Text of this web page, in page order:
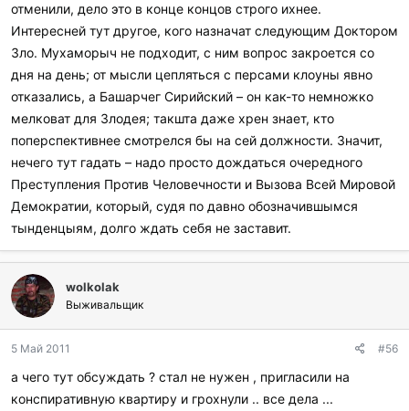
отменили, дело это в конце концов строго ихнее.
Интересней тут другое, кого назначат следующим Доктором
Зло. Мухаморыч не подходит, с ним вопрос закроется со
дня на день; от мысли цепляться с персами клоуны явно
отказались, а Башарчег Сирийский – он как-то немножко
мелковат для Злодея; такшта даже хрен знает, кто
поперспективнее смотрелся бы на сей должности. Значит,
нечего тут гадать – надо просто дождаться очередного
Преступления Против Человечности и Вызова Всей Мировой
Демократии, который, судя по давно обозначившымся
тынденцыям, долго ждать себя не заставит.
wolkolak
Выживальщик
5 Май 2011 #56
а чего тут обсуждать ? стал не нужен , пригласили на
конспиративную квартиру и грохнули .. все дела ...